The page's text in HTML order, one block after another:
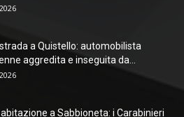
a Quistello: automobilista
aggredita e inseguita da...
abitazione a Sabbioneta: i Carabinieri